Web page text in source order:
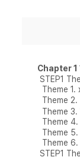
Chapter 1
STEP1
Theme 1.
Theme 2.
Theme 3.
Theme 4.
Theme 5.
Theme 6.
STEP1